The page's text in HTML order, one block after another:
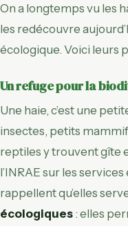
On a longtemps vu les
les redécouvre
écologique. Voici leurs
Un refuge pour la
Une haie, c’est une
insectes, petits
reptiles y trouvent gîte
l’INRAE sur les
rappellent qu’elles
écologiques : elles